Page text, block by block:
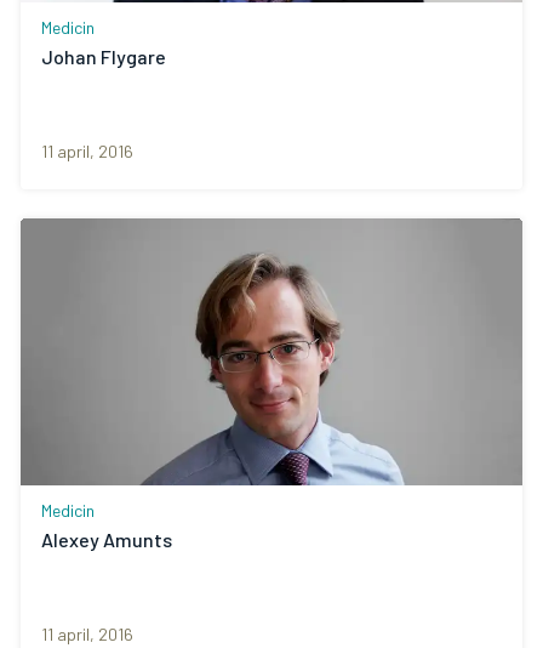
Medicin
Johan Flygare
11 april, 2016
Medicin
Alexey Amunts
11 april, 2016